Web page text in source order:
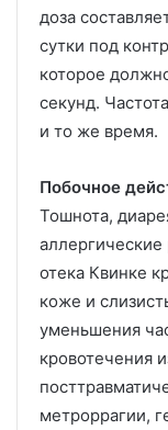
доза
сутки под
которое
секунд.
и то же время.
Побочное
Тошнота,
отека Квинке
коже и
уменьшения
кровотечения
метроррагии,